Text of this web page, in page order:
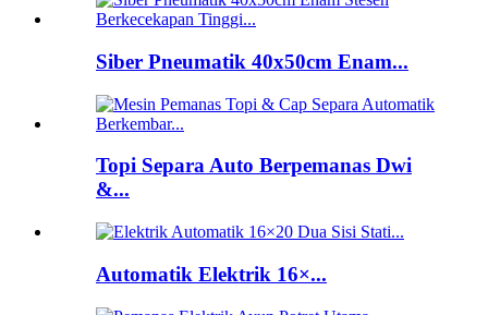
Siber Pneumatik 40x50cm Enam...
Topi Separa Auto Berpemanas Dwi
&...
Automatik Elektrik 16×...